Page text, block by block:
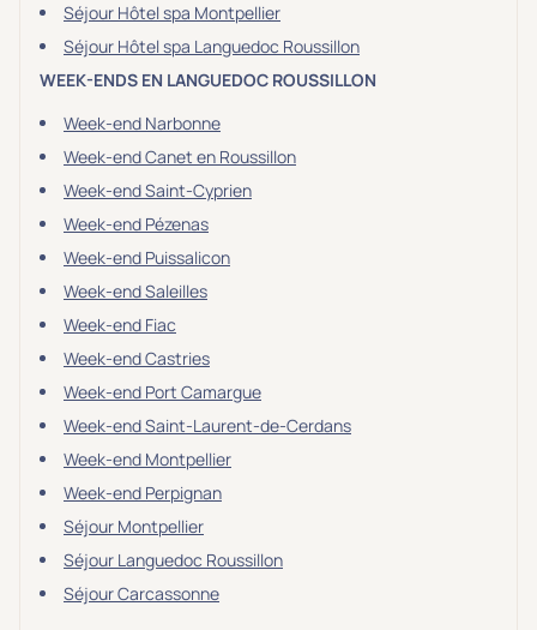
Séjour Hôtel spa Montpellier
Séjour Hôtel spa Languedoc Roussillon
WEEK-ENDS EN LANGUEDOC ROUSSILLON
Week-end Narbonne
Week-end Canet en Roussillon
Week-end Saint-Cyprien
Week-end Pézenas
Week-end Puissalicon
Week-end Saleilles
Week-end Fiac
Week-end Castries
Week-end Port Camargue
Week-end Saint-Laurent-de-Cerdans
Week-end Montpellier
Week-end Perpignan
Séjour Montpellier
Séjour Languedoc Roussillon
Séjour Carcassonne